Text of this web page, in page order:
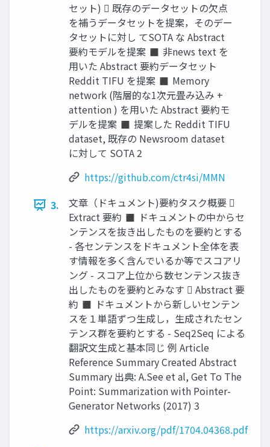
セット)  既存のデータセットの欠点
を補うデータセットを提案，そのデー
タセットに対し てSOTA な Abstract
要約モデルを提案 ◼ 非news text を
用いた Abstract 要約データセット
Reddit TIFU を提案 ◼ Memory
network (階層的な1次元畳み込み +
attention ) を用いた Abstract 要約モ
デルを提案 ◼ 提案した Reddit TIFU
dataset, 既存の Newsroom dataset
に対して SOTA 2
https://github.com/ctr4si/MMN
3.
文章（ドキュメント)要約タスク概要 
Extract 要約 ◼ ドキュメントの中からセ
ンテンスを抜き出したものを要約とする
- 各センテンスをドキュメント全体を表
す情報を多く含んでいるか等でスコアリ
ング - スコア上位から数センテンス抜き
出したものを要約とみなす  Abstract 要
約 ◼ ドキュメントから新しいセンテン
スを１単語ずつ生成し，生成されたセン
テンス群を要約とする - Seq2Seq による
翻訳文生成と基本同じ 例 Article
Reference Summary Created Abstract
Summary 出典: A.See et al, Get To The
Point: Summarization with Pointer-
Generator Networks (2017) 3
https://arxiv.org/pdf/1704.04368.pdf